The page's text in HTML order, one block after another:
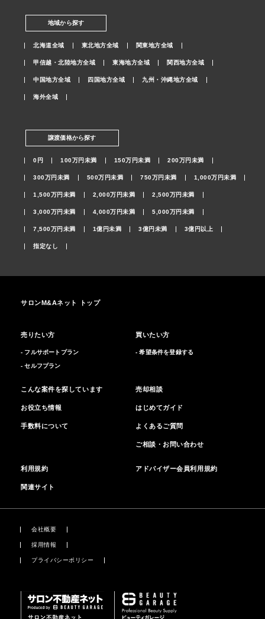
地域から探す
北海道全域 東北地方全域 関東地方全域
甲信越・北陸地方全域 東海地方全域 関西地方全域
中国地方全域 四国地方全域 九州・沖縄地方全域
海外全域
譲渡価格から探す
0円 100万円未満 150万円未満 200万円未満
300万円未満 500万円未満 750万円未満 1,000万円未満
1,500万円未満 2,000万円未満 2,500万円未満
3,000万円未満 4,000万円未満 5,000万円未満
7,500万円未満 1億円未満 3億円未満 3億円以上
指定なし
サロンM&Aネット トップ
売りたい方
- フルサポートプラン
- セルフプラン
買いたい方
- 希望条件を登録する
こんな案件を探しています
お役立ち情報
手数料について
売却相談
はじめてガイド
よくあるご質問
ご相談・お問い合わせ
利用規約 アドバイザー会員利用規約
関連サイト
会社概要
採用情報
プライバシーポリシー